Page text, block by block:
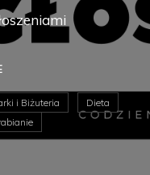
i Biżuteria
Dieta